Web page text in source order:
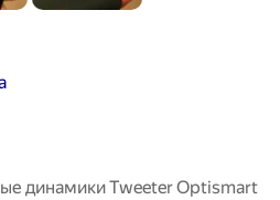
динамики Tweeter Optismart